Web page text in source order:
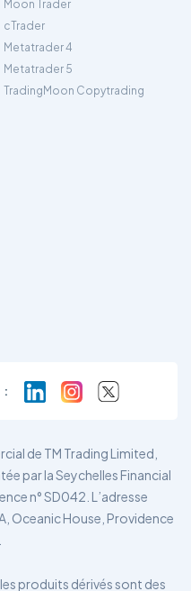
Moon Trader
cTrader
Metatrader 4
Metatrader 5
TradingMoon Copytrading
:
de TM Trading Limited,
par la Seychelles Financial
n° SD042. L’adresse
Oceanic House, Providence
les produits dérivés sont des